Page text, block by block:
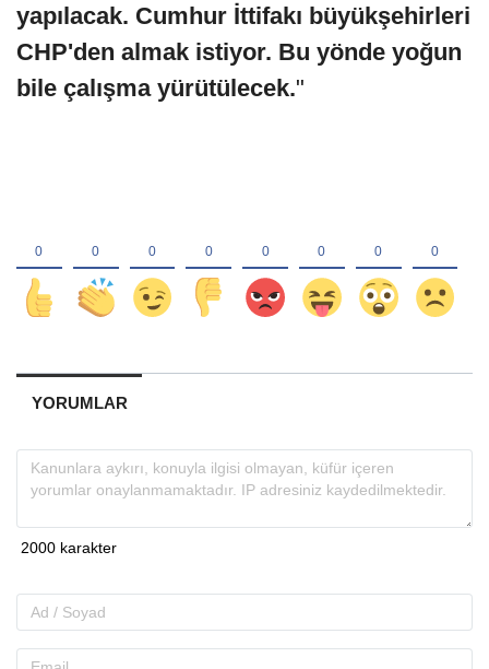
yapılacak. Cumhur İttifakı büyükşehirleri
CHP'den almak istiyor. Bu yönde yoğun
bile çalışma yürütülecek."
YORUMLAR